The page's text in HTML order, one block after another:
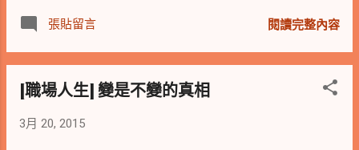
張貼留言 閱讀完整內容
[職場人生] 變是不變的真相
3月 20, 2015